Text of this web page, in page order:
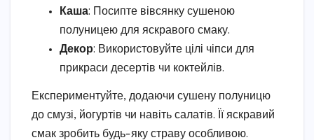
Каша: Посипте вівсянку сушеною
полуницею для яскравого смаку.
Декор: Використовуйте цілі чіпси для
прикраси десертів чи коктейлів.
Експериментуйте, додаючи сушену полуницю
до смузі, йогуртів чи навіть салатів. Її яскравий
смак зробить будь-яку страву особливою.